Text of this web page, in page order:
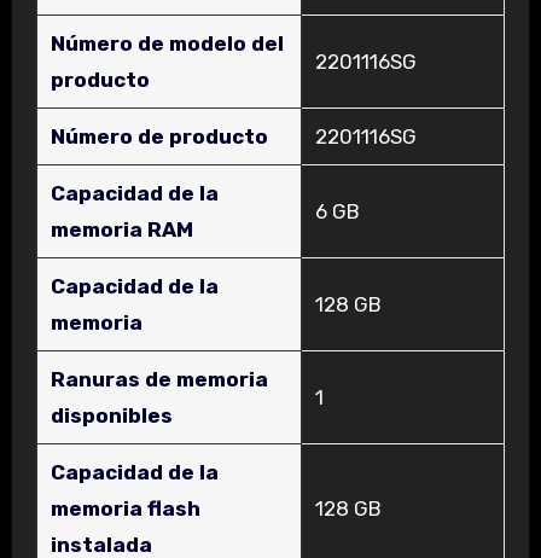
Número de modelo del
producto
‎2201116SG
Número de producto ‎2201116SG
Capacidad de la
memoria RAM
‎6 GB
Capacidad de la
memoria
‎128 GB
Ranuras de memoria
disponibles
‎1
Capacidad de la
memoria flash
instalada
‎128 GB